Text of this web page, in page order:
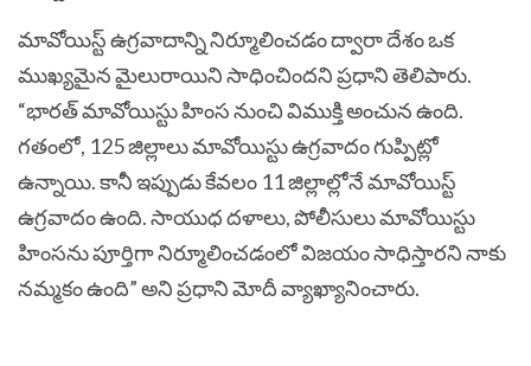
మావోయిస్ట్ ఉగ్రవాదాన్ని నిర్మూలించడం ద్వారా దేశం ఒక
ముఖ్యమైన మైలురాయిని సాధించిందని ప్రధాని తెలిపారు.
“భారత్ మావోయిస్టు హింస నుంచి విముక్తి అంచున ఉంది.
గతంలో, 125 జిల్లాలు మావోయిస్టు ఉగ్రవాదం గుప్పిట్లో
ఉన్నాయి. కానీ ఇప్పుడు కేవలం 11 జిల్లాల్లోనే మావోయిస్ట్
ఉగ్రవాదం ఉంది. సాయుధ దళాలు, పోలీసులు మావోయిస్టు
హింసను పూర్తిగా నిర్మూలించడంలో విజయం సాధిస్తారని నాకు
నమ్మకం ఉంది” అని ప్రధాని మోదీ వ్యాఖ్యానించారు.